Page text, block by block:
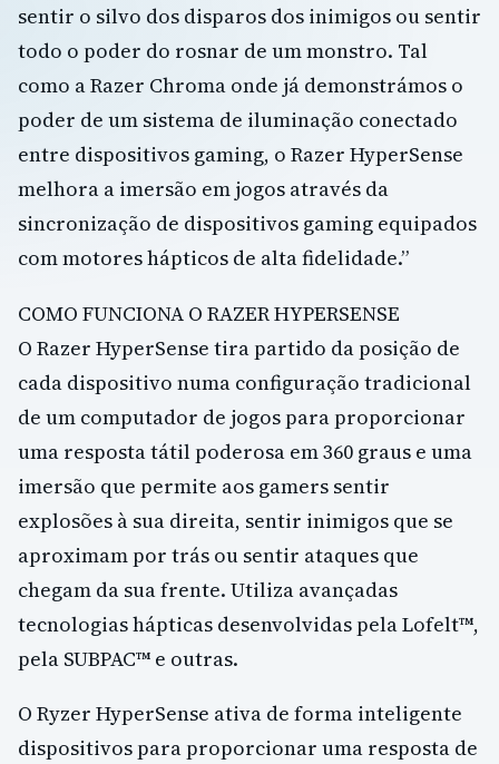
sentir o silvo dos disparos dos inimigos ou sentir
todo o poder do rosnar de um monstro. Tal
como a Razer Chroma onde já demonstrámos o
poder de um sistema de iluminação conectado
entre dispositivos gaming, o Razer HyperSense
melhora a imersão em jogos através da
sincronização de dispositivos gaming equipados
com motores hápticos de alta fidelidade.”
COMO FUNCIONA O RAZER HYPERSENSE
O Razer HyperSense tira partido da posição de
cada dispositivo numa configuração tradicional
de um computador de jogos para proporcionar
uma resposta tátil poderosa em 360 graus e uma
imersão que permite aos gamers sentir
explosões à sua direita, sentir inimigos que se
aproximam por trás ou sentir ataques que
chegam da sua frente. Utiliza avançadas
tecnologias hápticas desenvolvidas pela Lofelt™,
pela SUBPAC™ e outras.
O Ryzer HyperSense ativa de forma inteligente
dispositivos para proporcionar uma resposta de